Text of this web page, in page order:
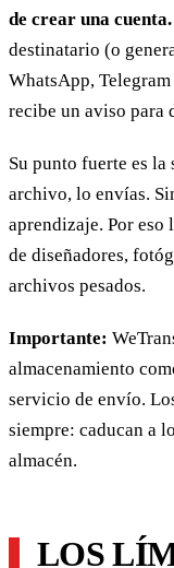
de crear una cuenta.
destinatario (o
WhatsApp,
recibe un aviso para
Su punto fuerte es
archivo, lo envías.
aprendizaje. Por eso
de diseñadores,
archivos pesados.
Importante:
almacenamiento
servicio de envío.
siempre: caducan a
almacén.
LOS